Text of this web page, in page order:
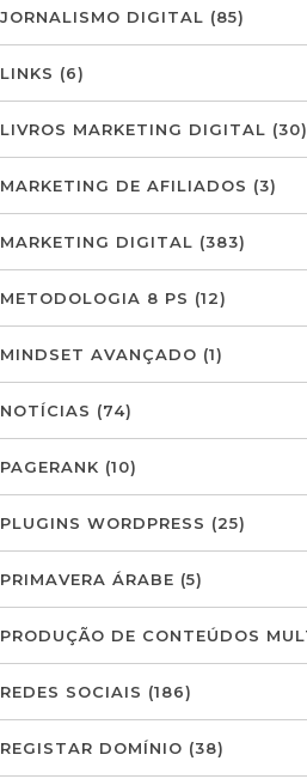
JORNALISMO DIGITAL (85)
LINKS (6)
LIVROS MARKETING DIGITAL (30)
MARKETING DE AFILIADOS (3)
MARKETING DIGITAL (383)
METODOLOGIA 8 PS (12)
MINDSET AVANÇADO (1)
NOTÍCIAS (74)
PAGERANK (10)
PLUGINS WORDPRESS (25)
PRIMAVERA ÁRABE (5)
PRODUÇÃO DE CONTEÚDOS
REDES SOCIAIS (186)
REGISTAR DOMÍNIO (38)